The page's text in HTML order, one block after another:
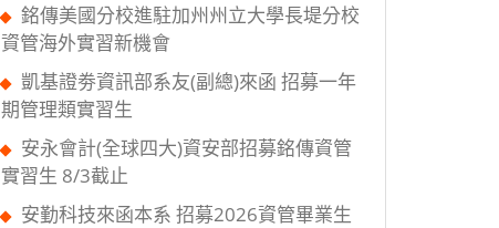
銘傳美國分校進駐加州州立大學長堤分校
資管海外實習新機會
凱基證劵資訊部系友(副總)來函 招募一年
期管理類實習生
安永會計(全球四大)資安部招募銘傳資管
實習生 8/3截止
安勤科技來函本系 招募2026資管畢業生